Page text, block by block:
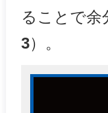
ることで余
3）。